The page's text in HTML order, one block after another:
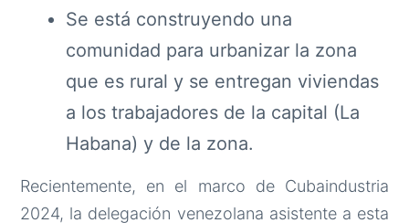
Se está construyendo una
comunidad para urbanizar la zona
que es rural y se entregan viviendas
a los trabajadores de la capital (La
Habana) y de la zona.
Recientemente, en el marco de Cubaindustria
2024, la delegación venezolana asistente a esta